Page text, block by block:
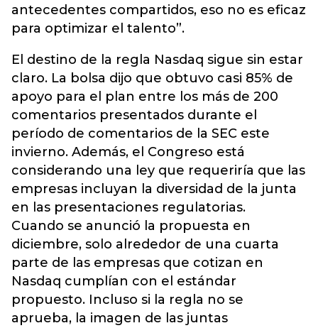
antecedentes compartidos, eso no es eficaz
para optimizar el talento”.
El destino de la regla Nasdaq sigue sin estar
claro. La bolsa dijo que obtuvo casi 85% de
apoyo para el plan entre los más de 200
comentarios presentados durante el
período de comentarios de la SEC este
invierno. Además, el Congreso está
considerando una ley que requeriría que las
empresas incluyan la diversidad de la junta
en las presentaciones regulatorias.
Cuando se anunció la propuesta en
diciembre, solo alrededor de una cuarta
parte de las empresas que cotizan en
Nasdaq cumplían con el estándar
propuesto. Incluso si la regla no se
aprueba, la imagen de las juntas